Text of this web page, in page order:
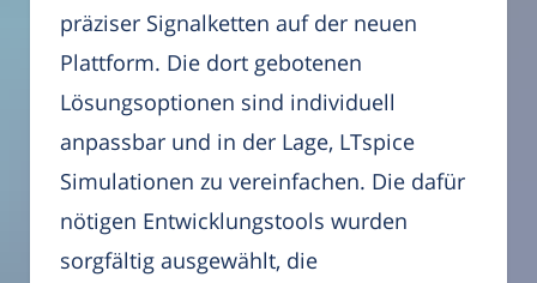
präziser Signalketten auf der neuen
Plattform. Die dort gebotenen
Lösungsoptionen sind individuell
anpassbar und in der Lage, LTspice
Simulationen zu vereinfachen. Die dafür
nötigen Entwicklungstools wurden
sorgfältig ausgewählt, die